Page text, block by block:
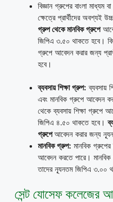
বিজ্ঞান গ্রুপের বাংলা মাধ্যম
ক্ষেত্রে প্রার্থীদের অবশ্যই
গ্রুপ থেকে মানবিক গ্রুপে
জিপিএ ৩.৫০ থাকতে হবে।
গ্রুপে আবেদন করার জন্য
হবে।
ব্যবসায় শিক্ষা গ্রুপ: ব্যবসায়
এবং মানবিক গ্রুপে আবেদন
থেকে ব্যবসায় শিক্ষা গ্রুপে
জিপিএ ৪.৫০ থাকতে হবে।
গ্রুপেআবেদন করার জন্য
মানবিক গ্রুপ: মানবিক গ্রুপের
আবেদন করতে পারে।
তাদের ন্যূনতম জিপিএ ৩.০০
সেন্ট যোসেফ কলেজের